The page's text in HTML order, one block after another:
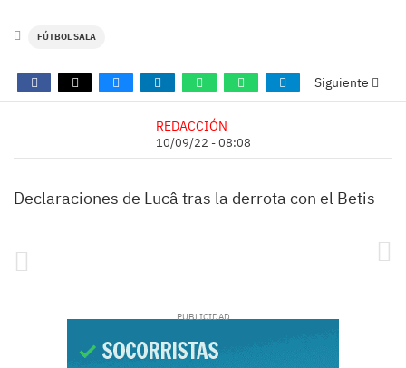
FÚTBOL SALA
Siguiente
REDACCIÓN
10/09/22 - 08:08
Declaraciones de Lucâ tras la derrota con el Betis